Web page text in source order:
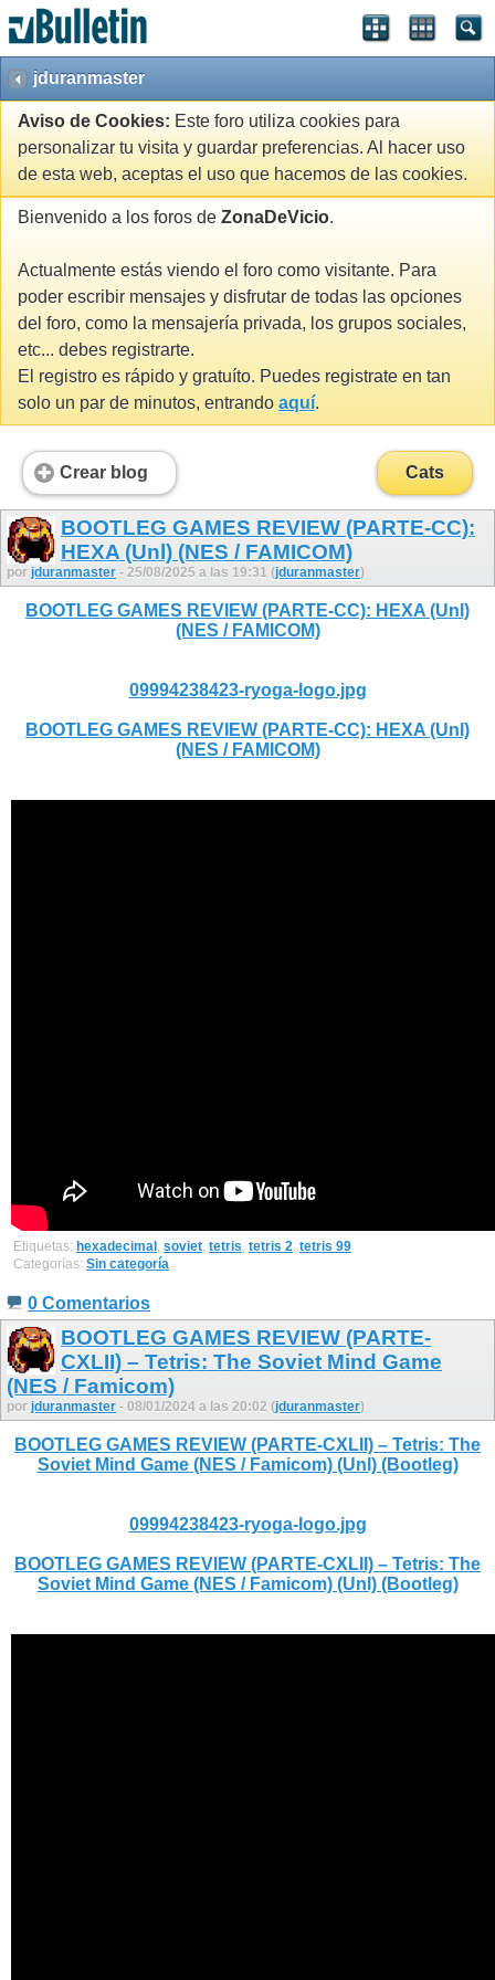
jduranmaster
Aviso de Cookies: Este foro utiliza cookies para
personalizar tu visita y guardar preferencias. Al hacer uso
de esta web, aceptas el uso que hacemos de las cookies.
Bienvenido a los foros de ZonaDeVicio.
Actualmente estás viendo el foro como visitante. Para
poder escribir mensajes y disfrutar de todas las opciones
del foro, como la mensajería privada, los grupos sociales,
etc... debes registrarte.
El registro es rápido y gratuíto. Puedes registrate en tan
solo un par de minutos, entrando aquí.
Crear blog Cats
BOOTLEG GAMES REVIEW (PARTE-CC):
HEXA (Unl) (NES / FAMICOM)
por jduranmaster - 25/08/2025 a las 19:31 (jduranmaster)
BOOTLEG GAMES REVIEW (PARTE-CC): HEXA (Unl)
(NES / FAMICOM)
09994238423-ryoga-logo.jpg
BOOTLEG GAMES REVIEW (PARTE-CC): HEXA (Unl)
(NES / FAMICOM)
Etiquetas: hexadecimal , soviet, tetris, tetris 2, tetris 99
Categorías: Sin categoría
0 Comentarios
BOOTLEG GAMES REVIEW (PARTE-
CXLII) – Tetris: The Soviet Mind Game
(NES / Famicom)
por jduranmaster - 08/01/2024 a las 20:02 (jduranmaster)
BOOTLEG GAMES REVIEW (PARTE-CXLII) – Tetris: The
Soviet Mind Game (NES / Famicom) (Unl) (Bootleg)
09994238423-ryoga-logo.jpg
BOOTLEG GAMES REVIEW (PARTE-CXLII) – Tetris: The
Soviet Mind Game (NES / Famicom) (Unl) (Bootleg)